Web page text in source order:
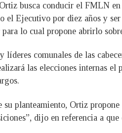
Ortiz busca conducir el FMLN en
el Ejecutivo por diez años y
para lo cual propone abrirlo
líderes comunales de las
las elecciones internas
su planteamiento, Ortiz
dijo en referencia a